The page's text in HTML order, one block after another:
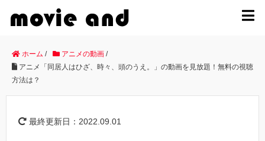
ホーム / アニメの動画 /
アニメ「同居人はひざ、時々、頭のうえ。」の動画を見放題！無料の視聴
方法は？
最終更新日：2022.09.01